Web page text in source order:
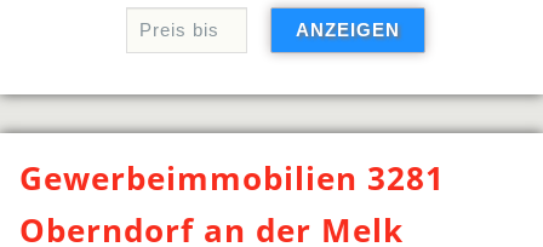
Gewerbeimmobilien 3281
Oberndorf an der Melk